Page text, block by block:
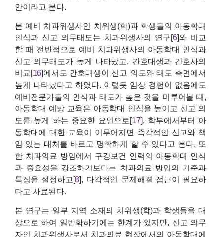
안이라고 본다.
본 예비 치과위생사인 치위생(학)과 학생들의 아동학대
인식과 신고 의무태도는 치과위생사의 연구[6]와 비교
할 때 전반적으로 예비 치과위생사의 아동학대 인식과
신고 의무태도가 높게 나타났고, 간호대생과 간호사의
비교[16]에서도 간호대생이 신고 의도와 태도 측면에서
높게 나타났다고 하였다. 이렇듯 임상 경험이 없음에도
예비전문가들의 인식과 태도가 높은 것을 미루어볼 때,
아동학대 예방 교육은 아동학대 인식을 높이고 신고 의
도를 높게 하는 중요한 요인으로[17], 학부에서부터 아
동학대에 대한 교육이 이루어지면 즉각적인 신고와 책
임 있는 대처를 바르고 명확하게 할 수 있다고 본다. 또
한 치과의료 방임에서 구강보건 인력의 아동학대 인식
과 중요성을 강조하기보다는 치과의료 방임의 기준과
특징을 설정하고[8], 다각적인 문제해결 접근이 필요하
다고 사료된다.
본 연구는 일부 지역 소재의 치위생(학)과 학생들을 대
상으로 하여 일반화하기에는 한계가 있지만, 신고 의무
자인 치과위생사로서 치과의료 현장에서의 아동학대에